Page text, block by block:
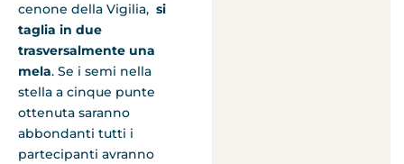
cenone della Vigilia, si
taglia in due
trasversalmente una
mela. Se i semi nella
stella a cinque punte
ottenuta saranno
abbondanti tutti i
partecipanti avranno